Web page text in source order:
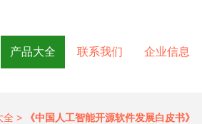
产品大全 联系我们 企业信息
全 >
《中国人工智能开源软件发展白皮书》